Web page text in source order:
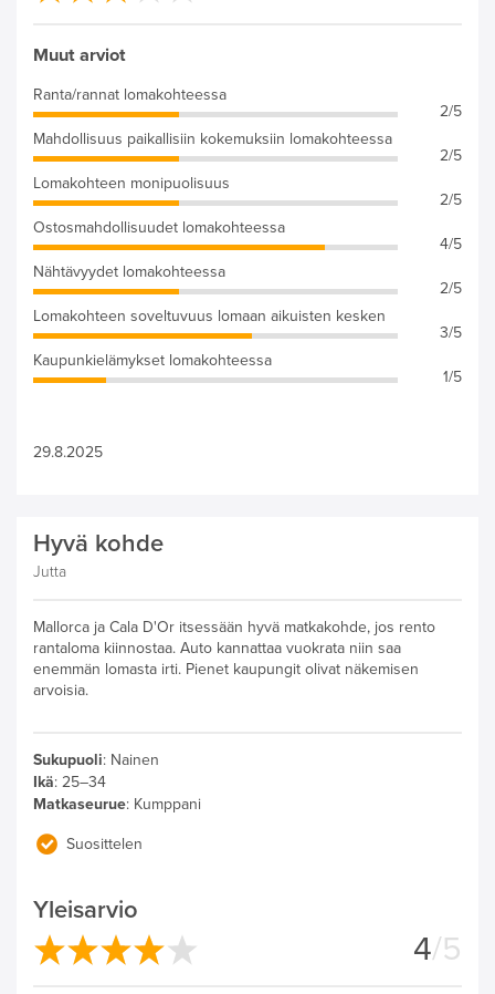
Muut arviot
Ranta/rannat lomakohteessa
2/5
Mahdollisuus paikallisiin kokemuksiin lomakohteessa
2/5
Lomakohteen monipuolisuus
2/5
Ostosmahdollisuudet lomakohteessa
4/5
Nähtävyydet lomakohteessa
2/5
Lomakohteen soveltuvuus lomaan aikuisten kesken
3/5
Kaupunkielämykset lomakohteessa
1/5
29.8.2025
Hyvä kohde
Jutta
Mallorca ja Cala D'Or itsessään hyvä matkakohde, jos rento
rantaloma kiinnostaa. Auto kannattaa vuokrata niin saa
enemmän lomasta irti. Pienet kaupungit olivat näkemisen
arvoisia.
Sukupuoli: Nainen
Ikä: 25–34
Matkaseurue: Kumppani
Suosittelen
Yleisarvio
4/5